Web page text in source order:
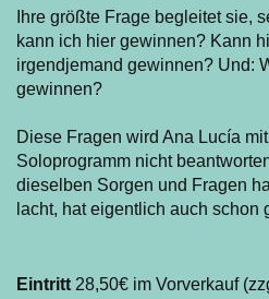
Ihre größte Frage begleitet sie,
kann ich hier gewinnen? Kann
irgendjemand gewinnen? Und:
gewinnen?
Diese Fragen wird Ana Lucía
Soloprogramm nicht
dieselben Sorgen und Fragen
lacht, hat eigentlich auch schon
Eintritt 28,50€ im Vorverkauf